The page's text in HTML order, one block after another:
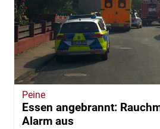
Peine
Essen angebrannt:
Alarm aus